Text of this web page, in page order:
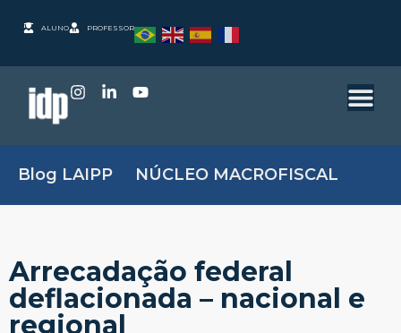
ALUNO PROFESSOR
Blog LAIPP NÚCLEO MACROFISCAL
Arrecadação federal
deflacionada – nacional e
regional